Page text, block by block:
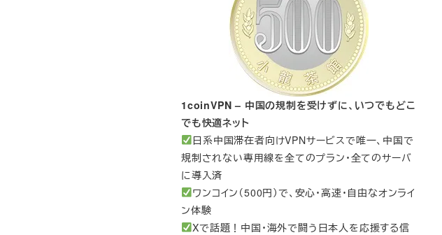
1coinVPN – 中国の規制を受けずに、いつでもどこ
でも快適ネット
日系中国滞在者向けVPNサービスで唯一、中国で
規制されない専用線を全てのプラン・全てのサーバ
に導入済
ワンコイン（500円）で、安心・高速・自由なオンライ
ン体験
Xで話題！中国・海外で闘う日本人を応援する信